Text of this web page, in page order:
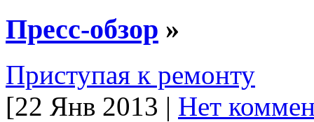
Пресс-обзор »
Приступая к ремонту
[22 Янв 2013 | Нет